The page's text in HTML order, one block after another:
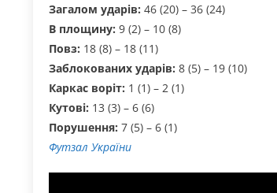
Загалом ударів: 46 (20) – 36 (24)
В площину: 9 (2) – 10 (8)
Повз: 18 (8) – 18 (11)
Заблокованих ударів: 8 (5) – 19 (10)
Каркас воріт: 1 (1) – 2 (1)
Кутові: 13 (3) – 6 (6)
Порушення: 7 (5) – 6 (1)
Футзал України